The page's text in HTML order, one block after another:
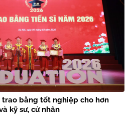
bằng tốt nghiệp cho hơn
kỹ sư, cử nhân